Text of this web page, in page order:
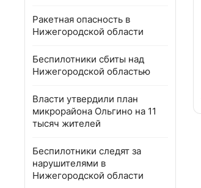
Ракетная опасность в
Нижегородской области
Беспилотники сбиты над
Нижегородской областью
Власти утвердили план
микрорайона Ольгино на 11
тысяч жителей
Беспилотники следят за
нарушителями в
Нижегородской области